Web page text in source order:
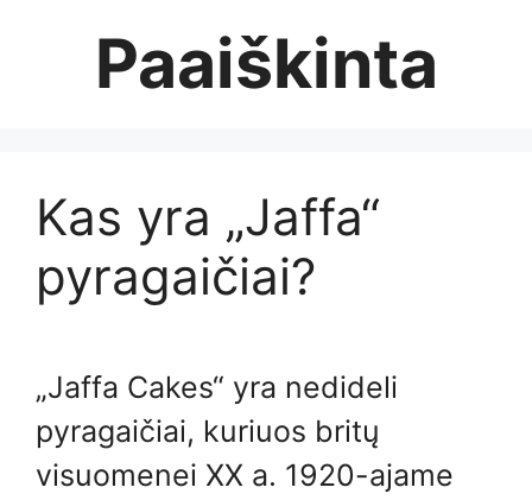
Paaiškinta
Kas yra „Jaffa“
pyragaičiai?
„Jaffa Cakes“ yra nedideli
pyragaičiai, kuriuos britų
visuomenei XX a. 1920-ajame